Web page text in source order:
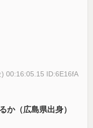
00:16:05.15 ID:6E16fA
か（広島県出身）